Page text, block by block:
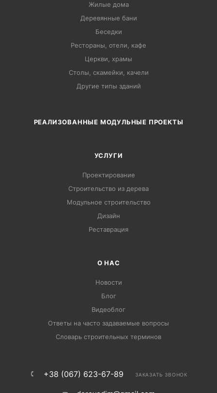
Жилые дома
Деревянные бани
Беседки
Рестораны, отели, кафе
Церкви, храмы
Столы, скамейки, качели
Другие типы зданий
РЕАЛИЗОВАННЫЕ МОДУЛЬНЫЕ ПРОЕКТЫ
УСЛУГИ
Проектирование
Строительство из дерева
Модульное строительство
Дизайн
Pеставрация
О НАС
Новости
Блог
Видеоблог
Ответы на часто задаваемые вопросы
Словарь строительных терминов
+38 (067) 623-67-89 ЗАКАЗАТЬ ЗВОНОК